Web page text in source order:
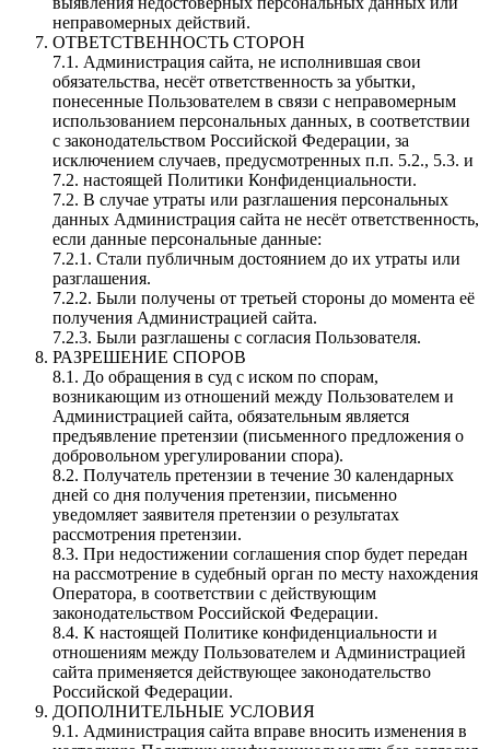
неправомерных действий.
ОТВЕТСТВЕННОСТЬ СТОРОН
7.1. Администрация сайта, не исполнившая свои
обязательства, несёт ответственность за убытки,
понесенные Пользователем в связи с неправомерным
использованием персональных данных, в соответствии
с законодательством Российской Федерации, за
исключением случаев, предусмотренных п.п. 5.2., 5.3. и
7.2. настоящей Политики Конфиденциальности.
7.2. В случае утраты или разглашения персональных
данных Администрация сайта не несёт ответственность,
если данные персональные данные:
7.2.1. Стали публичным достоянием до их утраты или
разглашения.
7.2.2. Были получены от третьей стороны до момента её
получения Администрацией сайта.
7.2.3. Были разглашены с согласия Пользователя.
РАЗРЕШЕНИЕ СПОРОВ
8.1. До обращения в суд с иском по спорам,
возникающим из отношений между Пользователем и
Администрацией сайта, обязательным является
предъявление претензии (письменного предложения о
добровольном урегулировании спора).
8.2. Получатель претензии в течение 30 календарных
дней со дня получения претензии, письменно
уведомляет заявителя претензии о результатах
рассмотрения претензии.
8.3. При недостижении соглашения спор будет передан
на рассмотрение в судебный орган по месту нахождения
Оператора, в соответствии с действующим
законодательством Российской Федерации.
8.4. К настоящей Политике конфиденциальности и
отношениям между Пользователем и Администрацией
сайта применяется действующее законодательство
Российской Федерации.
ДОПОЛНИТЕЛЬНЫЕ УСЛОВИЯ
9.1. Администрация сайта вправе вносить изменения в